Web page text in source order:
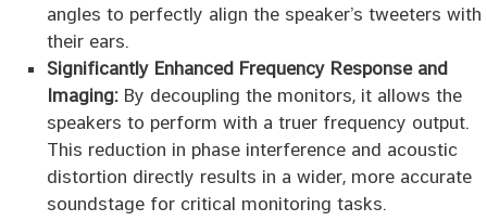
angles to perfectly align the speaker’s tweeters with
their ears.
Significantly Enhanced Frequency Response and
Imaging:By decoupling the monitors, it allows the
speakers to perform with a truer frequency output.
This reduction in phase interference and acoustic
distortion directly results in a wider, more accurate
soundstage for critical monitoring tasks.